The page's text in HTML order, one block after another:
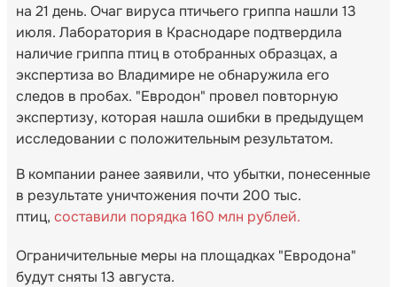
на 21 день. Очаг вируса птичьего гриппа нашли 13
июля. Лаборатория в Краснодаре подтвердила
наличие гриппа птиц в отобранных образцах, а
экспертиза во Владимире не обнаружила его
следов в пробах. "Евродон" провел повторную
экспертизу, которая нашла ошибки в предыдущем
исследовании с положительным результатом.
В компании ранее заявили, что убытки, понесенные
в результате уничтожения почти 200 тыс.
птиц, составили порядка 160 млн рублей.
Ограничительные меры на площадках "Евродона"
будут сняты 13 августа.